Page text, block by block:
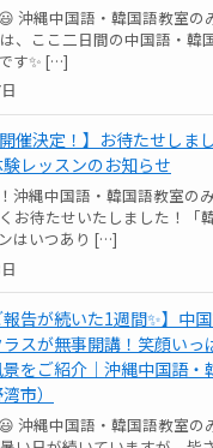
沖縄中国語・韓国語教室の
、ここ二日間の中国語・韓
す✨ […]
開催決定！】お待たせしま
レッスンのお知らせ
沖縄中国語・韓国語教室の
お待たせいたしました！「
はいつあり […]
報告が続いた1週間✨】中
スが無事開講！笑顔いっ
景をご紹介｜沖縄中国語・
市）
沖縄中国語・韓国語教室の